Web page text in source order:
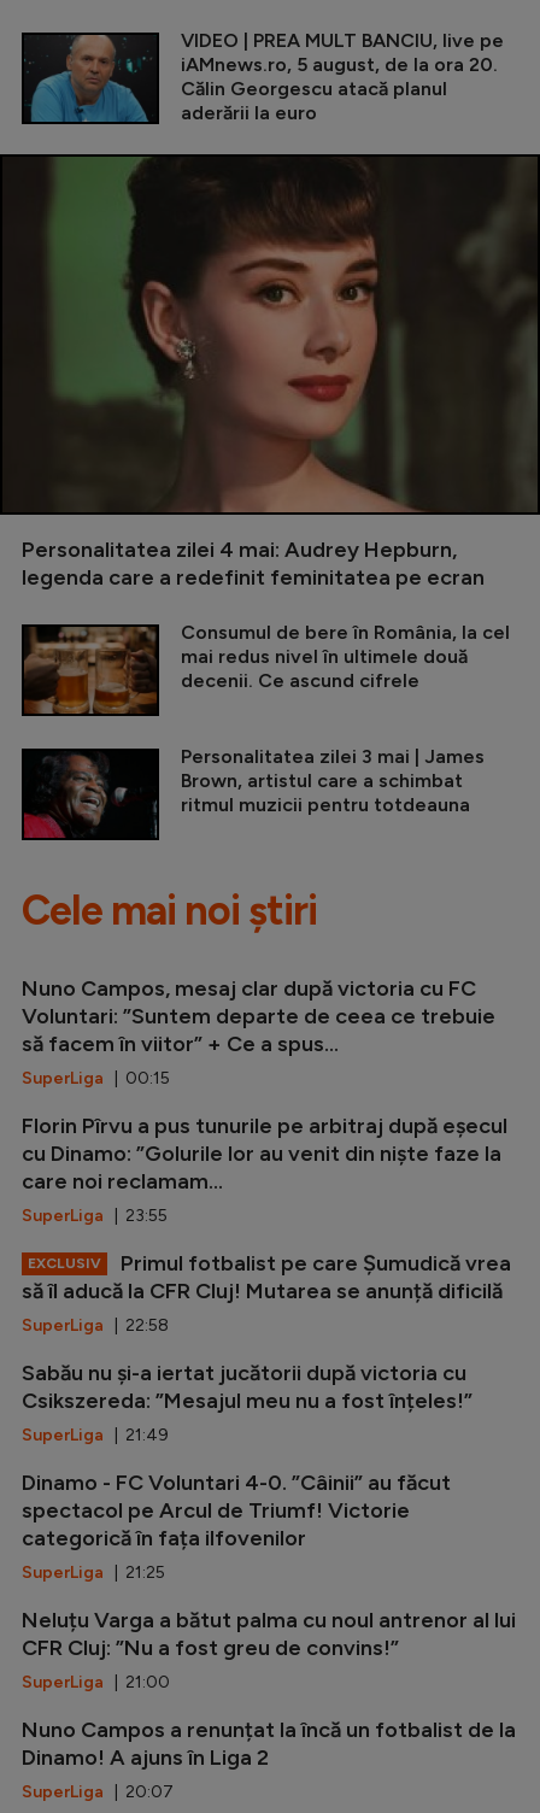
VIDEO | PREA MULT BANCIU, live pe
iAMnews.ro, 5 august, de la ora 20.
Călin Georgescu atacă planul
aderării la euro
Personalitatea zilei 4 mai: Audrey Hepburn,
legenda care a redefinit feminitatea pe ecran
Consumul de bere în România, la cel
mai redus nivel în ultimele două
decenii. Ce ascund cifrele
Personalitatea zilei 3 mai | James
Brown, artistul care a schimbat
ritmul muzicii pentru totdeauna
Cele mai noi știri
Nuno Campos, mesaj clar după victoria cu FC
Voluntari: ”Suntem departe de ceea ce trebuie
să facem în viitor” + Ce a spus...
SuperLiga | 00:15
Florin Pîrvu a pus tunurile pe arbitraj după eșecul
cu Dinamo: ”Golurile lor au venit din niște faze la
care noi reclamam...
SuperLiga | 23:55
EXCLUSIV
Primul fotbalist pe care Șumudică vrea
să îl aducă la CFR Cluj! Mutarea se anunță dificilă
SuperLiga | 22:58
Sabău nu și-a iertat jucătorii după victoria cu
Csikszereda: ”Mesajul meu nu a fost înțeles!”
SuperLiga | 21:49
Dinamo - FC Voluntari 4-0. ”Câinii” au făcut
spectacol pe Arcul de Triumf! Victorie
categorică în fața ilfovenilor
SuperLiga | 21:25
Neluțu Varga a bătut palma cu noul antrenor al lui
CFR Cluj: ”Nu a fost greu de convins!”
SuperLiga | 21:00
Nuno Campos a renunțat la încă un fotbalist de la
Dinamo! A ajuns în Liga 2
SuperLiga | 20:07